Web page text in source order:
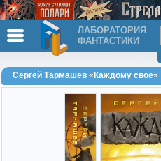
ЛАБОРАТОРИЯ
ФАНТАСТИКИ
Сергей Тармашев «Каждому своё»